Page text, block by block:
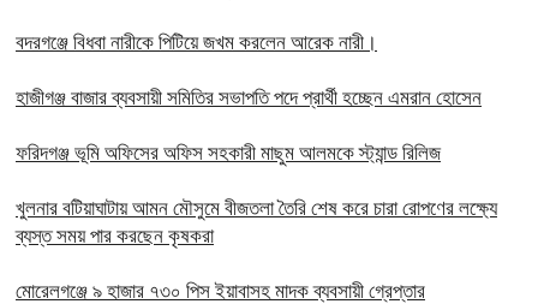
বদরগঞ্জে বিধবা নারীকে পিটিয়ে জখম করলেন আরেক নারী।
হাজীগঞ্জ বাজার ব্যবসায়ী সমিতির সভাপতি পদে প্রার্থী হচ্ছেন এমরান হোসেন
ফরিদগঞ্জ ভূমি অফিসের অফিস সহকারী মাছুম আলমকে স্ট্যান্ড রিলিজ
খুলনার বটিয়াঘাটায় আমন মৌসুমে বীজতলা তৈরি শেষ করে চারা রোপণের লক্ষ্যে
ব্যস্ত সময় পার করছেন কৃষকরা
মোরেলগঞ্জে ৯ হাজার ৭৩০ পিস ইয়াবাসহ মাদক ব্যবসায়ী গ্রেপ্তার